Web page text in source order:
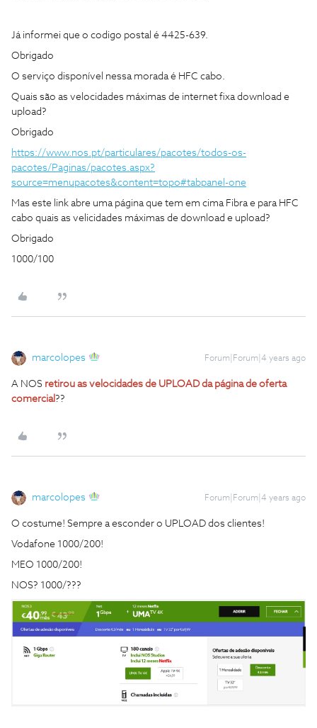
Já informei que o codigo postal é 4425-639.
Obrigado
O serviço disponível nessa morada é HFC cabo.
Quais são as velocidades máximas de internet fixa download e
upload?
Obrigado
https://www.nos.pt/particulares/pacotes/todos-os-
pacotes/Paginas/pacotes.aspx?
source=menupacotes&content=topo#tabpanel-one
Mas este link abre uma página que tem em cima Fibra e para HFC
cabo quais as velicidades máximas de download e upload?
Obrigado
1000/100
marcolopes Forum|Forum|4 years ago
A NOS retirou as velocidades de UPLOAD da página de oferta
comercial ??
marcolopes Forum|Forum|4 years ago
O costume! Sempre a esconder o UPLOAD dos clientes!
Vodafone 1000/200!
MEO 1000/200!
NOS? 1000/???